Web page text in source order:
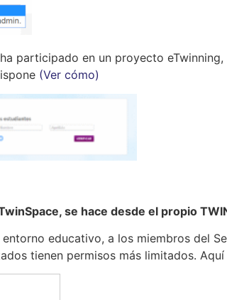
participado en un proyecto
(Ver cómo)
se hace desde el propio
entorno educativo, a los miembros del
tienen permisos más limitados.